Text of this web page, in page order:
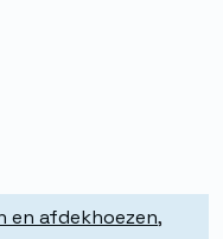
en afdekhoezen,